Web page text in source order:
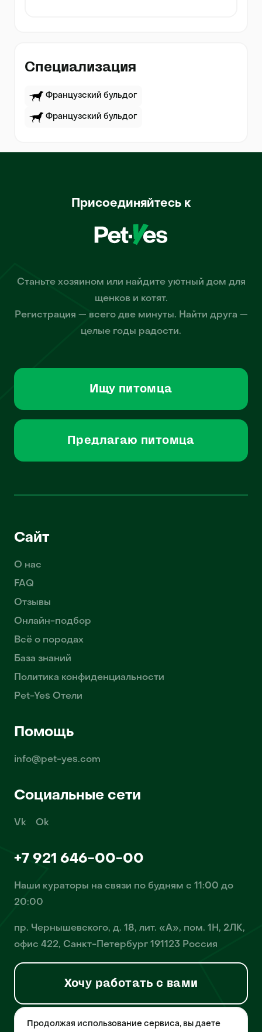
Специализация
Французский бульдог
Французский бульдог
Присоединяйтесь к
Станьте хозяином или найдите уютный дом для
щенков и котят.
Регистрация — всего две минуты. Найти друга —
целые годы радости.
Ищу питомца
Предлагаю питомца
Сайт
О нас
FAQ
Отзывы
Онлайн-подбор
Всё о породах
База знаний
Политика конфиденциальности
Pet-Yes Отели
Помощь
info@pet-yes.com
Социальные сети
Vk Ok
+7 921 646-00-00
Наши кураторы на связи по будням с 11:00 до
20:00
пр. Чернышевского, д. 18, лит. «А», пом. 1Н, 2ЛК,
офис 422, Санкт-Петербург 191123 Россия
Хочу работать с вами
© 2026 Pet-Yes. ООО «Биржа домашних животных «Пет-Ес»
Продолжая использование сервиса, вы даете